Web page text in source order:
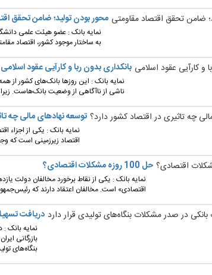
محور بودن تولید؛ ضامن تحقق
نمایه بانک : عضو هیئت علمی
به ساختار موجود کشور، اقتصاد
بانکداری بدون ربا و کارآیی عقود اسلامی
نمایه بانک : این روزها بانک‌های کشور از
ناشی از ناآگاهی از وضعیت بانک‌هاست.
توسعه نهادهای مالی چه
نمایه بانک : یکی از اجزاء
اقتصاد زیرزمینی است که
حل 100 ‌روزه مشکلات اقتصادی؟
اقتصادی» است. مخالفان اعتقاد دارند که
دریافت
نمایه بانک
بازرگانی
بنگاه‌های